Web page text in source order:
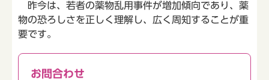
昨今は、若者の薬物乱用事件が増加傾向であり、薬
物の恐ろしさを正しく理解し、広く周知することが重
要です。
お問合わせ